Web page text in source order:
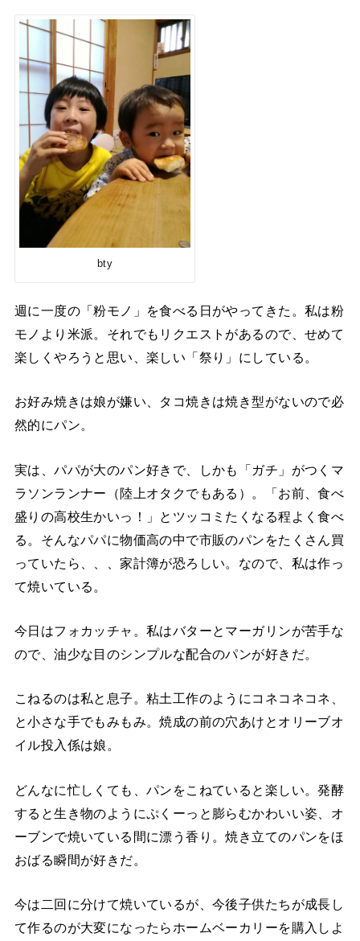
bty
週に一度の「粉モノ」を食べる日がやってきた。私は粉
モノより米派。それでもリクエストがあるので、せめて
楽しくやろうと思い、楽しい「祭り」にしている。
お好み焼きは娘が嫌い、タコ焼きは焼き型がないので必
然的にパン。
実は、パパが大のパン好きで、しかも「ガチ」がつくマ
ラソンランナー（陸上オタクでもある）。「お前、食べ
盛りの高校生かいっ！」とツッコミたくなる程よく食べ
る。そんなパパに物価高の中で市販のパンをたくさん買
っていたら、、、家計簿が恐ろしい。なので、私は作っ
て焼いている。
今日はフォカッチャ。私はバターとマーガリンが苦手な
ので、油少な目のシンプルな配合のパンが好きだ。
こねるのは私と息子。粘土工作のようにコネコネコネ、
と小さな手でもみもみ。焼成の前の穴あけとオリーブオ
イル投入係は娘。
どんなに忙しくても、パンをこねていると楽しい。発酵
すると生き物のようにぷくーっと膨らむかわいい姿、オ
ーブンで焼いている間に漂う香り。焼き立てのパンをほ
おばる瞬間が好きだ。
今は二回に分けて焼いているが、今後子供たちが成長し
て作るのが大変になったらホームベーカリーを購入しよ